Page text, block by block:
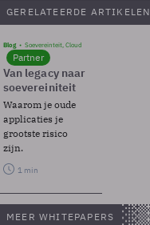
GERELATEERDE ARTIKELEN
Blog Soevereinteit, Cloud
Partner
Van legacy naar
soevereiniteit
Waarom je oude
applicaties je
grootste risico
zijn.
1 min
MEER WHITEPAPERS